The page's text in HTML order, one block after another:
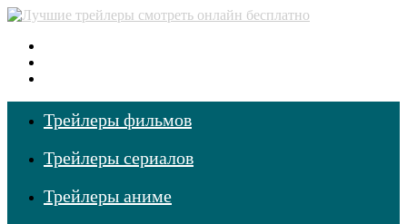
Трейлеры фильмов
Трейлеры сериалов
Трейлеры аниме